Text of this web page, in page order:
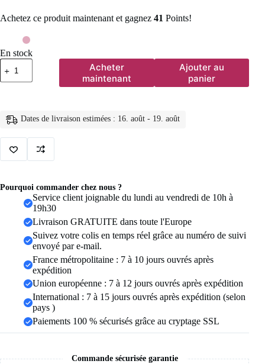
Achetez ce produit maintenant et gagnez 41 Points!
En stock
quantité
de
Boucles
en
acier
femmes,
1
chaîne
Double
coréenne,
Zircon,
Acheter
maintenant
Ajouter au
panier
Dates de livraison estimées : 16. août - 19. août
Pourquoi commander chez nous ?
Service client joignable du lundi au vendredi de 10h à
19h30
Livraison GRATUITE dans toute l'Europe
Suivez votre colis en temps réel grâce au numéro de suivi
envoyé par e-mail.
France métropolitaine : 7 à 10 jours ouvrés après
expédition
Union européenne : 7 à 12 jours ouvrés après expédition
International : 7 à 15 jours ouvrés après expédition (selon
pays )
Paiements 100 % sécurisés grâce au cryptage SSL
Commande sécurisée garantie